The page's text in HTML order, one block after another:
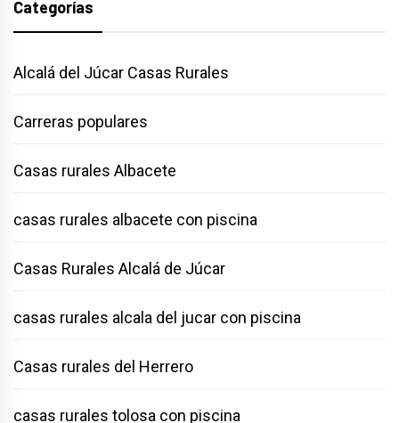
Categorías
Alcalá del Júcar Casas Rurales
Carreras populares
Casas rurales Albacete
casas rurales albacete con piscina
Casas Rurales Alcalá de Júcar
casas rurales alcala del jucar con piscina
Casas rurales del Herrero
casas rurales tolosa con piscina